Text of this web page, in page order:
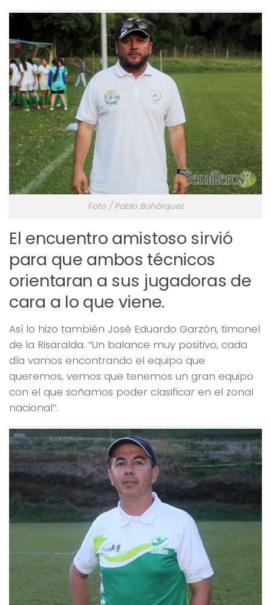
Foto / Pablo Bohórquez
El encuentro amistoso sirvió
para que ambos técnicos
orientaran a sus jugadoras de
cara a lo que viene.
Así lo hizo también José Eduardo Garzón, timonel
de la Risaralda. “Un balance muy positivo, cada
día vamos encontrando el equipo que
queremos, vemos que tenemos un gran equipo
con el que soñamos poder clasificar en el zonal
nacional”.